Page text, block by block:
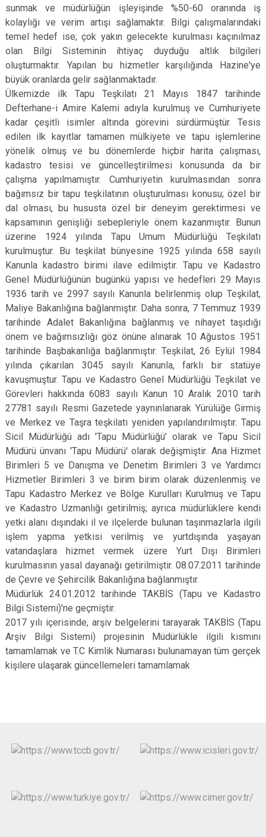
sunmak ve müdürlüğün işleyişinde %50-60 oranında iş
kolaylığı ve verim artışı sağlamaktır. Bilgi çalışmalarındaki
temel hedef ise; çok yakın gelecekte kurulması kaçınılmaz
olan Bilgi Sisteminin ihtiyaç duyduğu altlık bilgileri
oluşturmaktır. Yapılan bu hizmetler karşılığında Hazine'ye
büyük oranlarda gelir sağlanmaktadır.
Ülkemizde ilk Tapu Teşkilatı 21 Mayıs 1847 tarihinde
Defterhane-i Amire Kalemi adıyla kurulmuş ve Cumhuriyete
kadar çeşitli isimler altında görevini sürdürmüştür. Tesis
edilen ilk kayıtlar tamamen mülkiyete ve tapu işlemlerine
yönelik olmuş ve bu dönemlerde hiçbir harita çalışması,
kadastro tesisi ve güncelleştirilmesi konusunda da bir
çalışma yapılmamıştır. Cumhuriyetin kurulmasından sonra
bağımsız bir tapu teşkilatının oluşturulması konusu; özel bir
dal olması, bu hususta özel bir deneyim gerektirmesi ve
kapsamının genişliği sebepleriyle önem kazanmıştır. Bunun
üzerine 1924 yılında Tapu Umum Müdürlüğü Teşkilatı
kurulmuştur. Bu teşkilat bünyesine 1925 yılında 658 sayılı
Kanunla kadastro birimi ilave edilmiştir. Tapu ve Kadastro
Genel Müdürlüğünün bugünkü yapısı ve hedefleri 29 Mayıs
1936 tarih ve 2997 sayılı Kanunla belirlenmiş olup Teşkilat,
Maliye Bakanlığına bağlanmıştır. Daha sonra, 7 Temmuz 1939
tarihinde Adalet Bakanlığına bağlanmış ve nihayet taşıdığı
önem ve bağımsızlığı göz önüne alınarak 10 Ağustos 1951
tarihinde Başbakanlığa bağlanmıştır. Teşkilat, 26 Eylül 1984
yılında çıkarılan 3045 sayılı Kanunla, farklı bir statüye
kavuşmuştur. Tapu ve Kadastro Genel Müdürlüğü Teşkilat ve
Görevleri hakkında 6083 sayılı Kanun 10 Aralık 2010 tarih
27781 sayılı Resmi Gazetede yaynınlanarak Yürülüğe Girmiş
ve Merkez ve Taşra teşkilatı yeniden yapılandırılmıştır. Tapu
Sicil Müdürlüğü adı 'Tapu Müdürlüğü' olarak ve Tapu Sicil
Müdürü ünvanı 'Tapu Müdürü' olarak değişmiştir. Ana Hizmet
Birimleri 5 ve Danışma ve Denetim Birimleri 3 ve Yardımcı
Hizmetler Birimleri 3 ve birim birim olarak düzenlenmiş ve
Tapu Kadastro Merkez ve Bölge Kurulları Kurulmuş ve Tapu
ve Kadastro Uzmanlığı getirilmiş; ayrıca müdürlüklere kendi
yetki alanı dışındaki il ve ilçelerde bulunan taşınmazlarla ilgili
işlem yapma yetkisi verilmiş ve yurtdışında yaşayan
vatandaşlara hizmet vermek üzere Yurt Dışı Birimleri
kurulmasının yasal dayanağı getirilmiştir. 08.07.2011 tarihinde
de Çevre ve Şehircilik Bakanlığına bağlanmıştır.
Müdürlük 24.01.2012 tarihinde TAKBİS (Tapu ve Kadastro
Bilgi Sistemi)'ne geçmiştir.
2017 yılı içerisinde, arşiv belgelerini tarayarak TAKBİS (Tapu
Arşiv Bilgi Sistemi) projesinin Müdürlükle ilgili kısmını
tamamlamak ve T.C Kimlik Numarası bulunamayan tüm gerçek
kişilere ulaşarak güncellemeleri tamamlamak